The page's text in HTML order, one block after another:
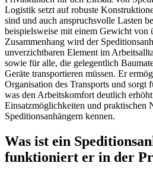
Logistik setzt auf robuste
sind und auch anspruchsvolle Lasten
beispielsweise mit einem Gewicht von
Zusammenhang wird der
unverzichtbaren Element im
sowie für alle, die gelegentlich
Geräte transportieren müssen. Er
Organisation des Transports und sorgt
was den Arbeitskomfort deutlich
Einsatzmöglichkeiten und praktischen
Speditionsanhängern kennen.
Was ist ein
funktioniert er in der